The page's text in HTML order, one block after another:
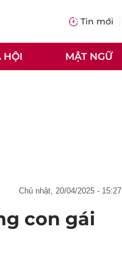
Tin mới
HỘI MẬT NGỮ
chủ nhật, 20/04/2025 - 15:27
con gái